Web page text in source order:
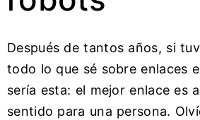
Después de tantos años, si
todo lo que sé sobre enlaces
sería esta: el mejor enlace es
sentido para una persona.